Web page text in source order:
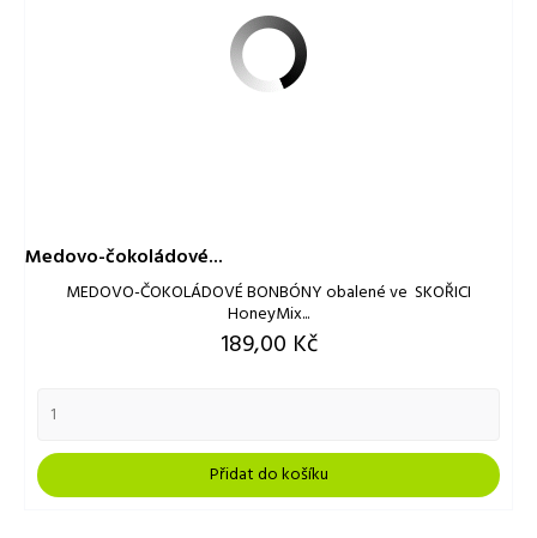
Medovo-čokoládové...
MEDOVO-ČOKOLÁDOVÉ BONBÓNY obalené ve SKOŘICI
HoneyMix...
Cena
189,00 Kč
Přidat do košíku